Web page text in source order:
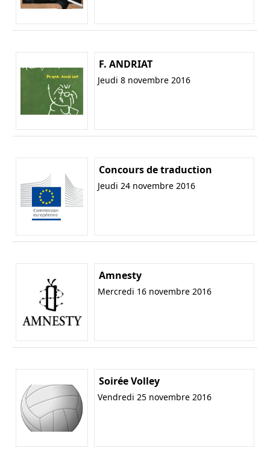
F. ANDRIAT
Jeudi 8 novembre 2016
Concours de traduction
Jeudi 24 novembre 2016
Amnesty
Mercredi 16 novembre 2016
Soirée Volley
Vendredi 25 novembre 2016